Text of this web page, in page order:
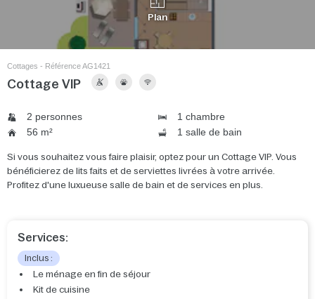
Plan
Cottages - Référence AG1421
Cottage VIP
2 personnes
1 chambre
56 m²
1 salle de bain
Si vous souhaitez vous faire plaisir, optez pour un Cottage VIP. Vous
bénéficierez de lits faits et de serviettes livrées à votre arrivée.
Profitez d'une luxueuse salle de bain et de services en plus.
Services:
Inclus :
Le ménage en fin de séjour
Kit de cuisine